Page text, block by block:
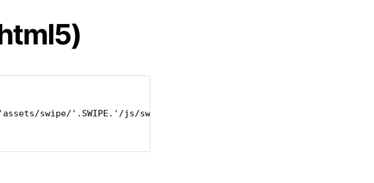
swipe/'.SWIPE.'/js/swipe.min.js|static';